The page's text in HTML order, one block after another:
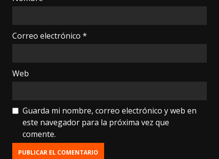
Correo electrónico *
Web
Guarda mi nombre, correo electrónico y web en
este navegador para la próxima vez que
comente.